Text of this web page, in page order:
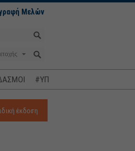
Μελών
#ΥΠΟΚΛΟΠΕΣ
έκδοση